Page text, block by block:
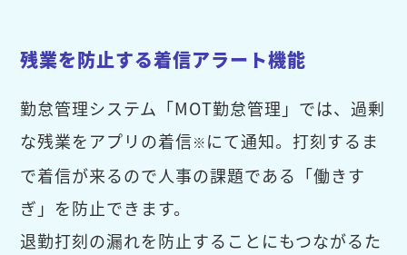
残業を防止する着信アラート機能
勤怠管理システム「MOT勤怠管理」では、過剰
な残業をアプリの着信※にて通知。打刻するま
で着信が来るので人事の課題である「働きす
ぎ」を防止できます。
退勤打刻の漏れを防止することにもつながるた